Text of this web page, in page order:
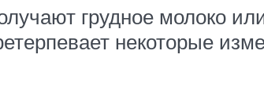
грудное молоко
некоторые